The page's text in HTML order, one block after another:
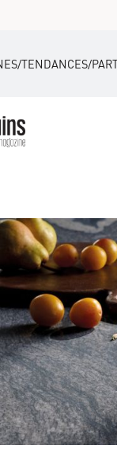
/TENDANCES/